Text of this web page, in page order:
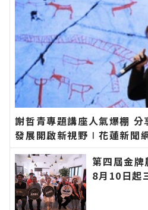
謝哲青專題講座人氣爆棚
發展開啟新視野∣花蓮新聞
最快速的今日新聞報導 最新
第四屆金牌
8月10日起